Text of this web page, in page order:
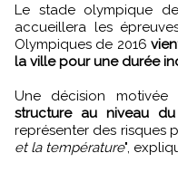
Le stade olympique de Rio de Janeiro, au Brésil, qui
accueillera les
Olympiques de 2016
la ville pour une durée
Une décision motivée
structure au niveau
représenter des risques
et la température",